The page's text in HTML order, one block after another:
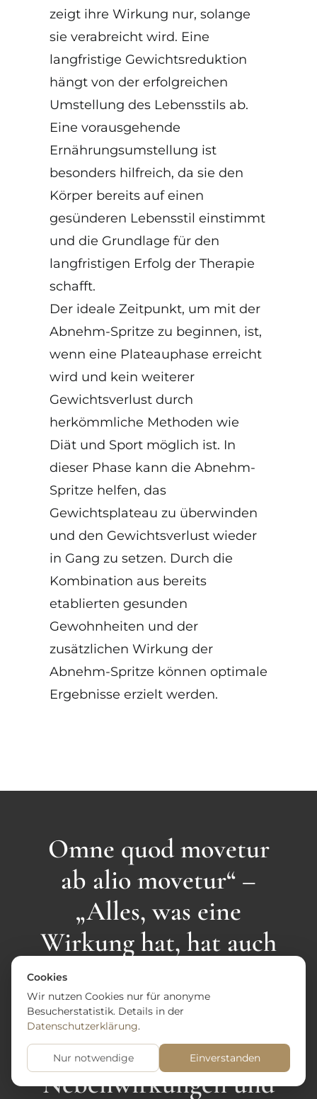
zeigt ihre Wirkung nur, solange
sie verabreicht wird. Eine
langfristige Gewichtsreduktion
hängt von der erfolgreichen
Umstellung des Lebensstils ab.
Eine vorausgehende
Ernährungsumstellung ist
besonders hilfreich, da sie den
Körper bereits auf einen
gesünderen Lebensstil einstimmt
und die Grundlage für den
langfristigen Erfolg der Therapie
schafft.
Der ideale Zeitpunkt, um mit der
Abnehm-Spritze zu beginnen, ist,
wenn eine Plateauphase erreicht
wird und kein weiterer
Gewichtsverlust durch
herkömmliche Methoden wie
Diät und Sport möglich ist. In
dieser Phase kann die Abnehm-
Spritze helfen, das
Gewichtsplateau zu überwinden
und den Gewichtsverlust wieder
in Gang zu setzen. Durch die
Kombination aus bereits
etablierten gesunden
Gewohnheiten und der
zusätzlichen Wirkung der
Abnehm-Spritze können optimale
Ergebnisse erzielt werden.
Omne quod movetur
ab alio movetur“ –
„Alles, was eine
Wirkung hat, hat auch
eine Nebenwirkung“
Paracelsus
Nebenwirkungen und
Cookies
Wir nutzen Cookies nur für anonyme
Besucherstatistik. Details in der
Datenschutzerklärung.
Nur notwendige Einverstanden